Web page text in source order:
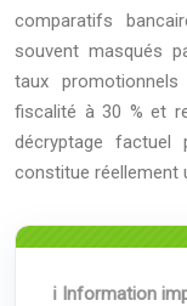
comparatifs
souvent masqués
taux
fiscalité à 30 % et
décryptage factuel
constitue réellement
ℹ Information